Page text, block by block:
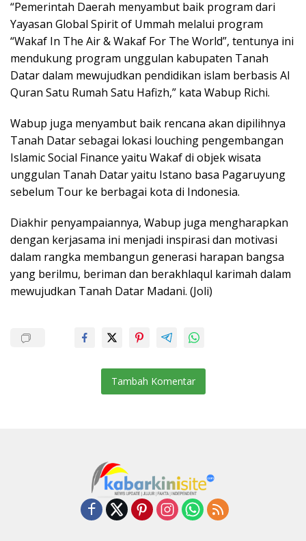
“Pemerintah Daerah menyambut baik program dari
Yayasan Global Spirit of Ummah melalui program
“Wakaf In The Air & Wakaf For The World”, tentunya ini
mendukung program unggulan kabupaten Tanah
Datar dalam mewujudkan pendidikan islam berbasis Al
Quran Satu Rumah Satu Hafizh,” kata Wabup Richi.
Wabup juga menyambut baik rencana akan dipilihnya
Tanah Datar sebagai lokasi louching pengembangan
Islamic Social Finance yaitu Wakaf di objek wisata
unggulan Tanah Datar yaitu Istano basa Pagaruyung
sebelum Tour ke berbagai kota di Indonesia.
Diakhir penyampaiannya, Wabup juga mengharapkan
dengan kerjasama ini menjadi inspirasi dan motivasi
dalam rangka membangun generasi harapan bangsa
yang berilmu, beriman dan berakhlaqul karimah dalam
mewujudkan Tanah Datar Madani. (Joli)
Tambah Komentar